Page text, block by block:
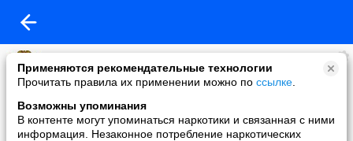
Применяются рекомендательные технологии
Прочитать правила их применении можно по ссылке
Возможны упоминания
В контенте могут упоминаться наркотики и связанная с ними
информация. Незаконное потребление наркотических
История Саратова
added a photo
27 Feb в 12:05